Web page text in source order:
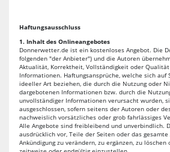
Haftungsausschluss
1. Inhalt des Onlineangebotes
Donnerwetter.de ist ein kostenloses Angebot. Die
folgenden "der Anbieter") und die Autoren
Aktualität, Korrektheit, Vollständigkeit oder
Informationen. Haftungsansprüche, welche sich
ideeller Art beziehen, die durch die Nutzung oder
dargebotenen Informationen bzw. durch die
unvollständiger Informationen verursacht wurden,
ausgeschlossen, sofern seitens der Autoren oder
nachweislich vorsätzliches oder grob fahrlässiges
Alle Angebote sind freibleibend und unverbindlich.
ausdrücklich vor, Teile der Seiten oder das
Ankündigung zu verändern, zu ergänzen, zu